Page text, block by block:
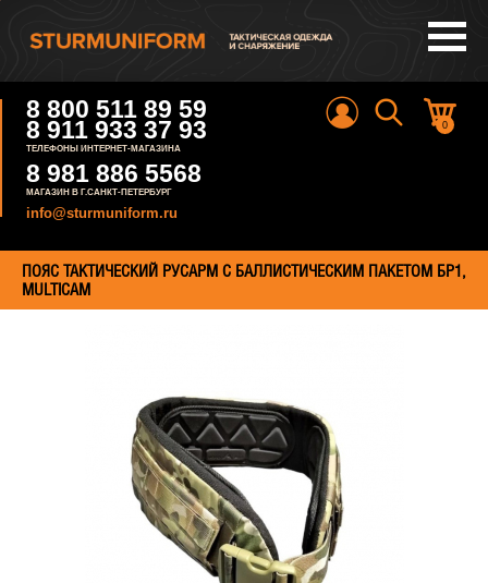
0
8 800 511 89 59
8 911 933 37 93
ТЕЛЕФОНЫ ИНТЕРНЕТ-МАГАЗИНА
8 981 886 5568
МАГАЗИН В Г.САНКТ-ПЕТЕРБУРГ
info@sturmuniform.ru
ПОЯС ТАКТИЧЕСКИЙ РУСАРМ С БАЛЛИСТИЧЕСКИМ ПАКЕТОМ БР1,
MULTICAM